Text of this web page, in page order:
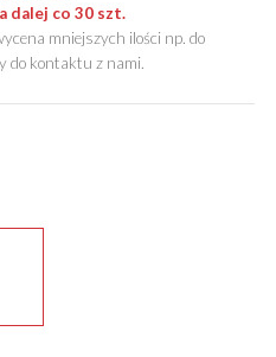
dalej co 30 szt.
mniejszych ilości np. do
do kontaktu z nami.